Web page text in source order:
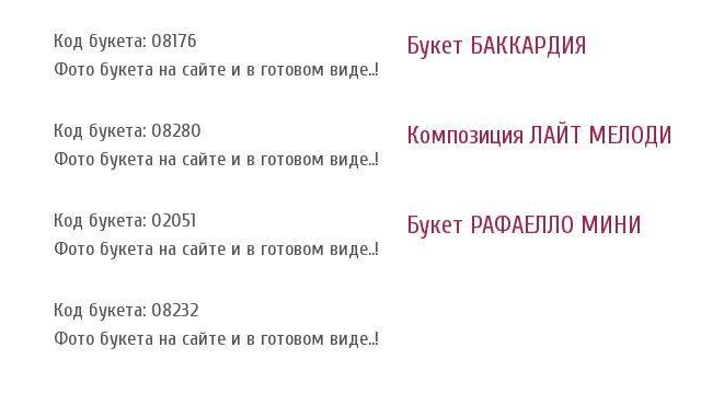
Код букета: 08176
Фото букета на сайте и в готовом виде..!
Букет БАККАРДИЯ
Код букета: 08280
Фото букета на сайте и в готовом виде..!
Композиция ЛАЙТ МЕЛОДИ
Код букета: 02051
Фото букета на сайте и в готовом виде..!
Букет РАФАЕЛЛО МИНИ
Код букета: 08232
Фото букета на сайте и в готовом виде..!